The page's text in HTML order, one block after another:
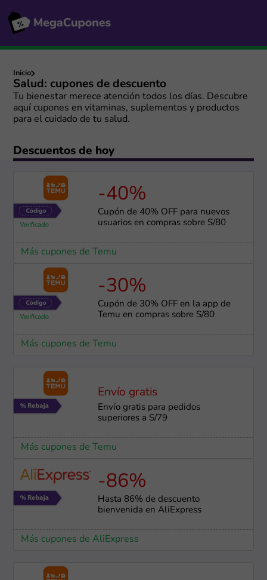
Inicio
Salud: cupones de descuento
Tu bienestar merece atención todos los días. Descubre
aquí cupones en vitaminas, suplementos y productos
para el cuidado de tu salud.
Descuentos de hoy
-40%
Cupón de 40% OFF para nuevos
usuarios en compras sobre S/80
Más cupones de Temu
-30%
Cupón de 30% OFF en la app de
Temu en compras sobre S/80
Más cupones de Temu
Envío gratis
Envío gratis para pedidos
superiores a S/79
Más cupones de Temu
-86%
Hasta 86% de descuento
bienvenida en AliExpress
Más cupones de AliExpress